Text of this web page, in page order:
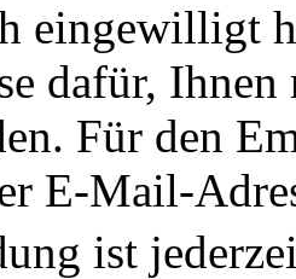
eingewilligt
dafür, Ihnen
Für den
E-Mail-
ist